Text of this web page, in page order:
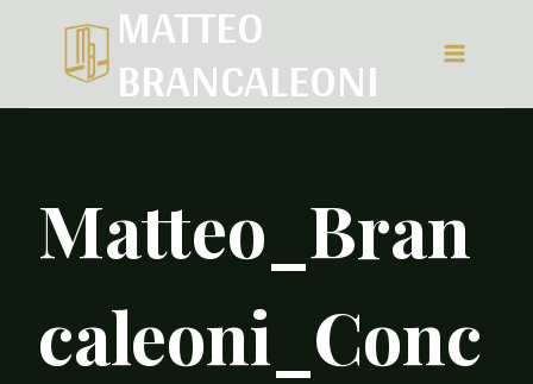
MATTEO
BRANCALEONI
Matteo_Bran
caleoni_Conc